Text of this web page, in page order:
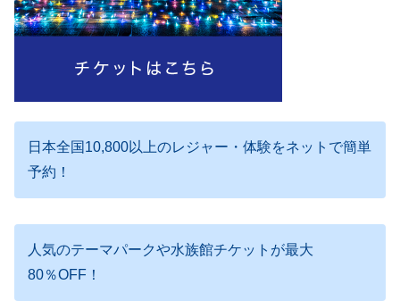
日本全国10,800以上のレジャー・体験をネットで簡単
予約！
人気のテーマパークや水族館チケットが最大
80％OFF！